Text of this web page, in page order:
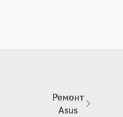
Ремонт
Asus